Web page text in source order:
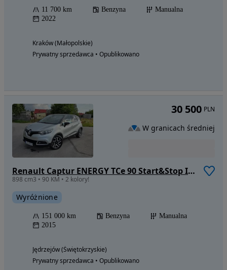
11 700 km Benzyna
Manualna
2022
Kraków (Małopolskie)
Prywatny sprzedawca • Opublikowano
Renault Captur ENERGY TCe 90 Start&Stop Intens
898 cm3 • 90 KM • 2 kolory!
Wyróżnione
151 000 km Benzyna
Manualna
2015
Jędrzejów (Świętokrzyskie)
Prywatny sprzedawca • Opublikowano
30 500 PLN
W granicach średniej